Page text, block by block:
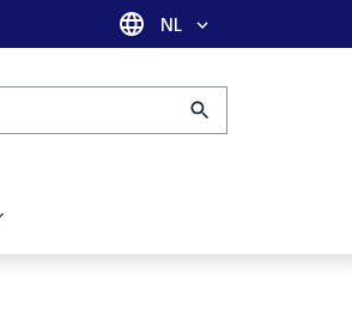
Taal selectie
NL